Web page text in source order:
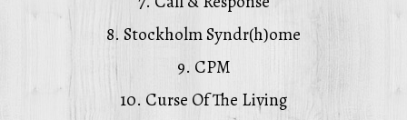
8. Stockholm Syndr(h)ome
9. CPM
10. Curse Of The Living